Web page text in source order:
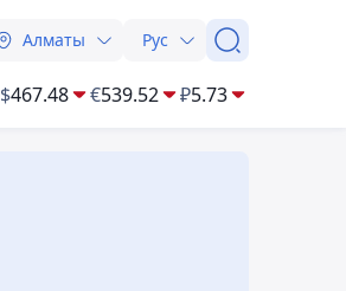
Алматы Рус
$467.48 €539.52 ₽5.73